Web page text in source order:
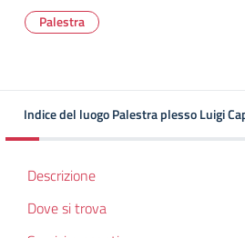
Palestra
Indice del luogo Palestra plesso Luigi
Descrizione
Dove si trova